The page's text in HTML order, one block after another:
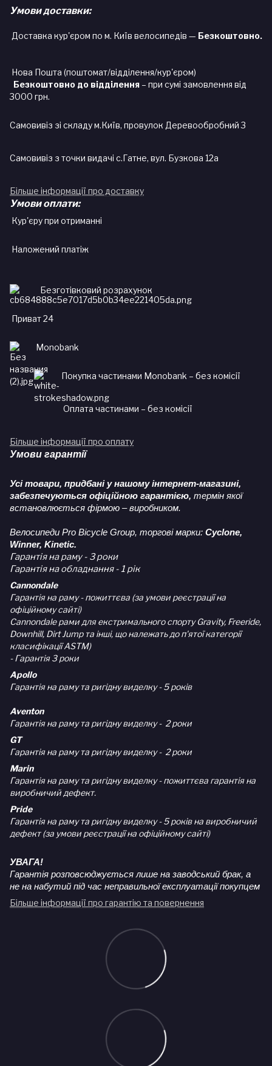
Умови доставки:
Доставка кур'єром по м. Київ велосипедів — Безкоштовно.
Нова Пошта (поштомат/відділення/кур'єром)
Безкоштовно до відділення – при сумі замовлення від
3000 грн.
Самовивіз зі складу м.Київ, провулок Деревообробний 3
Самовивіз з точки видачі с.Гатне, вул. Бузкова 12а
Більше інформації про доставку
Умови оплати:
Кур'єру при отриманні
Наложений платіж
Безготівковий розрахунок
Приват 24
Monobank
Покупка частинами Monobank – без комісії
Оплата частинами – без комісії
Більше інформації про оплату
Умови гарантії
Усі товари, придбані у нашому інтернет-магазині,
забезпечуються офіційною гарантією, термін якої
встановлюється фірмою – виробником.
Велосипеди Pro Bicycle Group, торгові марки: Cyclone,
Winner, Kinetic.
Гарантія на раму - 3 роки
Гарантія на обладнання - 1 рік
Cannondale
Гарантія на раму - пожиттєва (за умови реєстрації на
офіційному сайті)
Cannondale рами для екстримального спорту Gravity, Freeride,
Downhill, Dirt Jump та інші, що належать до п'ятої категорії
класифікації ASTM)
- Гарантія 3 роки
Apollo
Гарантія на раму та ригідну виделку - 5 років
Aventon
Гарантія на раму та ригідну виделку - 2 роки
GT
Гарантія на раму та ригідну виделку - 2 роки
Marin
Гарантія на раму та ригідну виделку - пожиттєва гарантія на
виробничий дефект.
Pride
Гарантія на раму та ригідну виделку - 5 років на виробничий
дефект (за умови реєстрації на офіційному сайті)
УВАГА!
Гарантія розповсюджується лише на заводський брак, а
не на набутий під час неправильної експлуатації покупцем
Більше інформації про гарантію та повернення